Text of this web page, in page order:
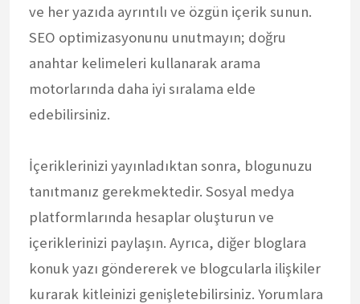
ve her yazıda ayrıntılı ve özgün içerik sunun.
SEO optimizasyonunu unutmayın; doğru
anahtar kelimeleri kullanarak arama
motorlarında daha iyi sıralama elde
edebilirsiniz.
İçeriklerinizi yayınladıktan sonra, blogunuzu
tanıtmanız gerekmektedir. Sosyal medya
platformlarında hesaplar oluşturun ve
içeriklerinizi paylaşın. Ayrıca, diğer bloglara
konuk yazı göndererek ve blogcularla ilişkiler
kurarak kitleinizi genişletebilirsiniz. Yorumlara